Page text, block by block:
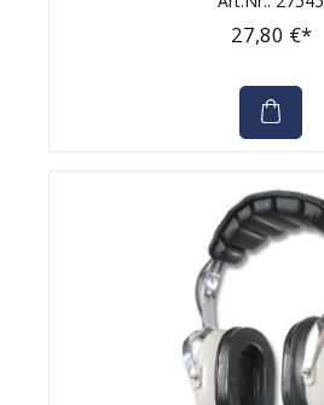
27,80 €*